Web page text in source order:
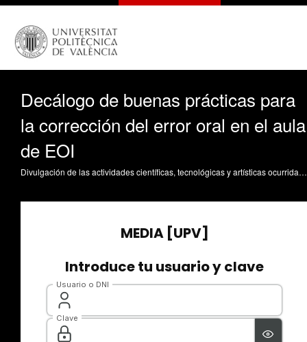
Decálogo de buenas prácticas para
la corrección del error oral en el aula
de EOI
Divulgación de las actividades científicas, tecnológicas y artísticas ocurridas en los tres campus de la UPV